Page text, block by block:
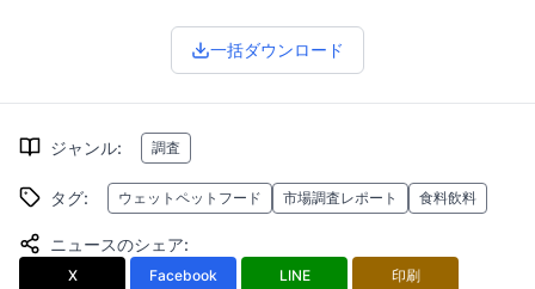
一括ダウンロード
ジャンル: 調査
タグ: ウェットペットフード 市場調査レポート 食料飲料
ニュースのシェア:
X Facebook LINE 印刷